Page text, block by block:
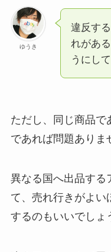
ゆうき
違反す
れがあ
うにし
ただし、同じ商品で
であれば問題ありま
異なる国へ出品する
て、売れ行きがよい
するのもいいでしょ